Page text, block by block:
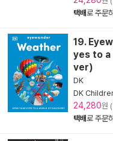
택배로 주문
19.
yes to
ver)
DK
DK
24,280원
택배로 주문